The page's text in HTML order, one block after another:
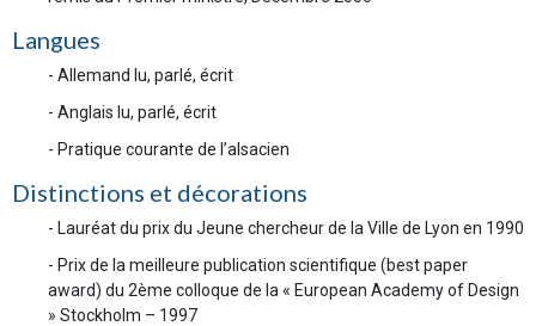
Langues
- Allemand lu, parlé, écrit
- Anglais lu, parlé, écrit
- Pratique courante de l’alsacien
Distinctions et décorations
- Lauréat du prix du Jeune chercheur de la Ville de Lyon en 1990
- Prix de la meilleure publication scientifique (best paper
award) du 2ème colloque de la « European Academy of Design
» Stockholm – 1997